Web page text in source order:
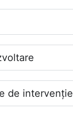
de intervenție